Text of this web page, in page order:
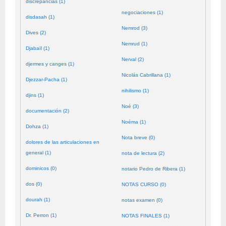
discrepancias (1)
disdasah (1)
Dives (2)
Djabaïl (1)
djermes y canges (1)
Djezzar-Pacha (1)
djins (1)
documentación (2)
Dohza (1)
dolores de las articulaciones en
general (1)
dominicos (0)
dos (0)
dourah (1)
Dr. Perron (1)
negociaciones (1)
Nemrod (3)
Nemrud (1)
Nerval (2)
Nicolás Cabrillana (1)
nihilismo (1)
Noé (3)
Noéma (1)
Nota breve (0)
nota de lectura (2)
notario Pedro de Ribera (1)
NOTAS CURSO (0)
notas examen (0)
NOTAS FINALES (1)